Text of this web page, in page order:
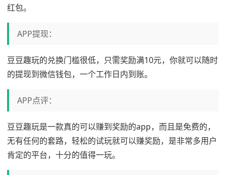
红包。
APP提现：
豆豆趣玩的兑换门槛很低，只需奖励满10元，你就可以随时
的提现到微信钱包，一个工作日内到账。
APP点评：
豆豆趣玩是一款真的可以赚到奖励的app，而且是免费的，
无有任何的套路，轻松的试玩就可以赚奖励，是非常多用户
肯定的平台，十分的值得一玩。